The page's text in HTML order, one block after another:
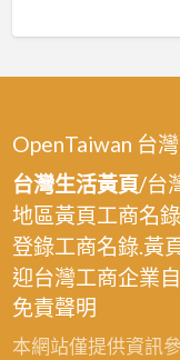
OpenTaiwan 台
台灣生活黃頁/台
地區黃頁工商名
登錄工商名錄.黃
迎台灣工商企業
免責聲明
本網站僅提供資訊